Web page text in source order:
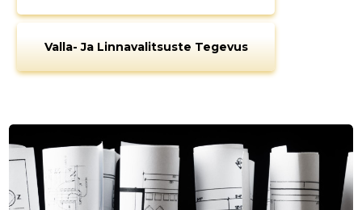
Valla- Ja Linnavalitsuste Tegevus